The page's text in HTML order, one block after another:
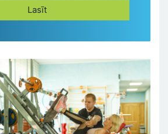
Lasīt